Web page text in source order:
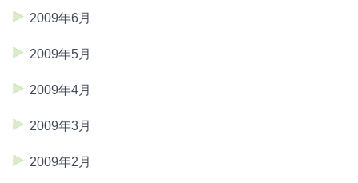
2009年6月
2009年5月
2009年4月
2009年3月
2009年2月